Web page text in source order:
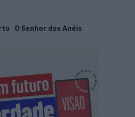
O Senhor dos Anéis